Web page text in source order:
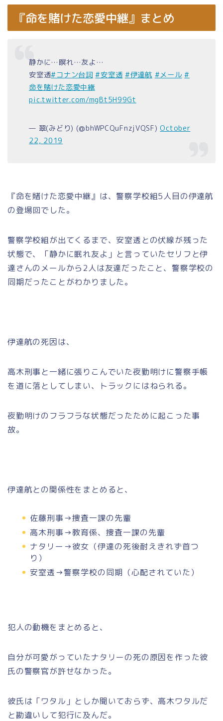
『命を賭けた恋愛中継』まとめ
静かに…瞑れ…友よ…
安室透#コナン台詞 #安室透 #伊達航 #メール #
命を賭けた恋愛中継
pic.twitter.com/mgBt5H99Gt
— 翠(みどり) (@bhWPCQuFnzjVQSF)October
22, 2019
『命を賭けた恋愛中継』は、警察学校組5人目の伊達航
の登場回でした。
警察学校組が出てくるまで、安室透との伏線が残った
状態で、「静かに眠れ友よ」と言っていたセリフと伊
達さんのメールから2人は友達だったこと、警察学校の
同期だったことがわかりました。
伊達航の死因は、
高木刑事と一緒に張りこんでいた夜勤明けに警察手帳
を道に落としてしまい、トラックにはねられる。
夜勤明けのフラフラな状態だったために起こった事
故。
伊達航との関係性をまとめると、
佐藤刑事→捜査一課の先輩
高木刑事→教育係、捜査一課の先輩
ナタリー→彼女（伊達の死後耐えきれず首つ
り）
安室透→警察学校の同期（心配されていた）
犯人の動機をまとめると、
自分が可愛がっていたナタリーの死の原因を作った彼
氏の警察官が許せなかった。
彼氏は「ワタル」としか聞いておらず、高木ワタルだ
と勘違いして犯行に及んだ。